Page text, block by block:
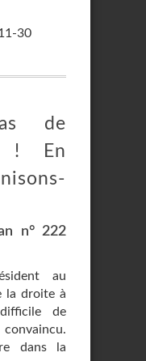
30
de
! En
n° 222
au
la droite à
de
dans la